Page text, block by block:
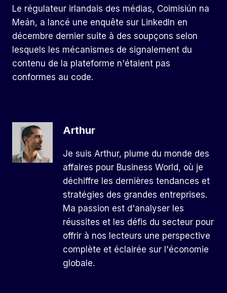
Le régulateur irlandais des médias, Coimisiún na
Meán, a lancé une enquête sur LinkedIn en
décembre dernier suite à des soupçons selon
lesquels les mécanismes de signalement du
contenu de la plateforme n'étaient pas
conformes au code.
Arthur
Je suis Arthur, plume du monde des
affaires pour Business World, où je
déchiffre les dernières tendances et
stratégies des grandes entreprises.
Ma passion est d'analyser les
réussites et les défis du secteur pour
offrir à nos lecteurs une perspective
complète et éclairée sur l'économie
globale.